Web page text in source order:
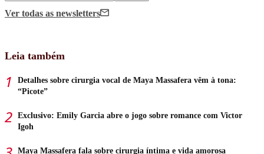
Ver todas as newsletters
Leia também
Detalhes sobre cirurgia vocal de Maya Massafera vêm à tona:
“Picote”
Exclusivo: Emily Garcia abre o jogo sobre romance com Victor
Igoh
Maya Massafera fala sobre cirurgia íntima e vida amorosa